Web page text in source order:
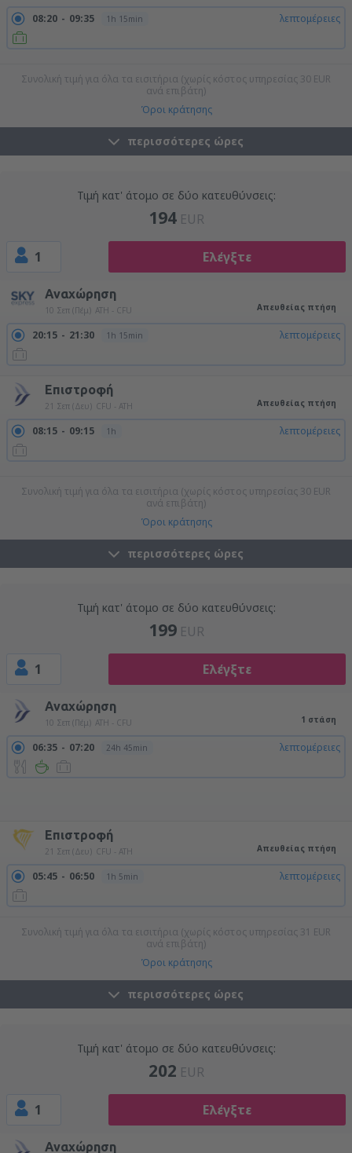
08:20 09:35 1h 15min λεπτομέρειες
Συνολική τιμή για όλα τα εισιτήρια (χωρίς κόστος υπηρεσίας 30 EUR
ανά επιβάτη)
Όροι κράτησης
περισσότερες ώρες
Τιμή κατ' άτομο σε δύο κατευθύνσεις:
194 EUR
1 Ελέγξτε
Αναχώρηση
10 Σεπ (Πέμ) ATH - CFU Απευθείας πτήση
20:15 21:30 1h 15min λεπτομέρειες
Επιστροφή
21 Σεπ (Δευ) CFU - ATH Απευθείας πτήση
08:15 09:15 1h λεπτομέρειες
Συνολική τιμή για όλα τα εισιτήρια (χωρίς κόστος υπηρεσίας 30 EUR
ανά επιβάτη)
Όροι κράτησης
περισσότερες ώρες
Τιμή κατ' άτομο σε δύο κατευθύνσεις:
199 EUR
1 Ελέγξτε
Αναχώρηση
10 Σεπ (Πέμ) ATH - CFU 1 στάση
06:35 07:20 24h 45min λεπτομέρειες
Επιστροφή
21 Σεπ (Δευ) CFU - ATH Απευθείας πτήση
05:45 06:50 1h 5min λεπτομέρειες
Συνολική τιμή για όλα τα εισιτήρια (χωρίς κόστος υπηρεσίας 31 EUR
ανά επιβάτη)
Όροι κράτησης
περισσότερες ώρες
Τιμή κατ' άτομο σε δύο κατευθύνσεις:
202 EUR
1 Ελέγξτε
Αναχώρηση